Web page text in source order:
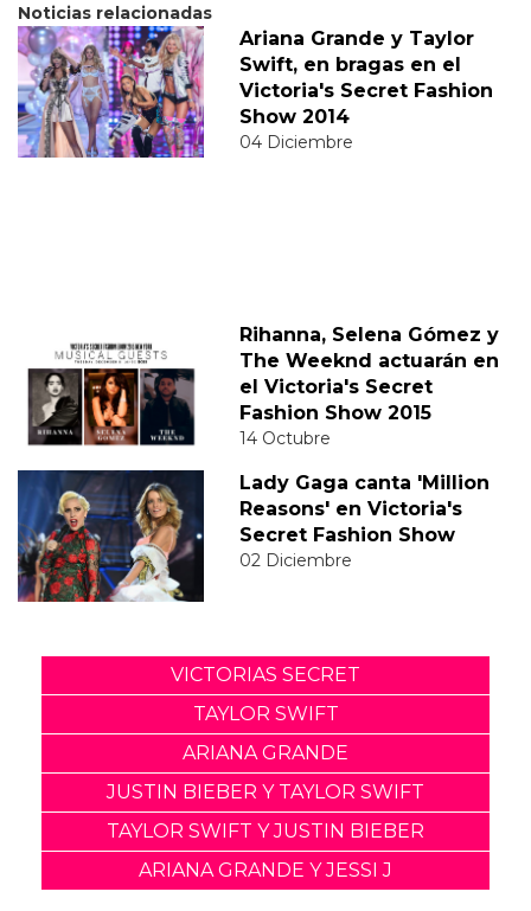
Noticias relacionadas
Ariana Grande y Taylor
Swift, en bragas en el
Victoria's Secret Fashion
Show 2014
04 Diciembre
Rihanna, Selena Gómez y
The Weeknd actuarán en
el Victoria's Secret
Fashion Show 2015
14 Octubre
Lady Gaga canta 'Million
Reasons' en Victoria's
Secret Fashion Show
02 Diciembre
VICTORIAS SECRET
TAYLOR SWIFT
ARIANA GRANDE
JUSTIN BIEBER Y TAYLOR SWIFT
TAYLOR SWIFT Y JUSTIN BIEBER
ARIANA GRANDE Y JESSI J